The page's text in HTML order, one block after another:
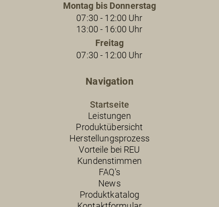
Navigation
Startseite
Leistungen
Produktübersicht
Herstellungsprozess
Vorteile bei REU
Kundenstimmen
FAQ's
News
Produktkatalog
Montag bis Donnerstag
07:30 - 12:00 Uhr
13:00 - 16:00 Uhr
Freitag
07:30 - 12:00 Uhr